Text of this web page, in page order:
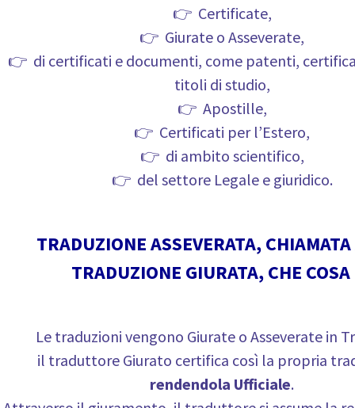
👉 Certificate,
👉 Giurate o Asseverate,
👉 di certificati e documenti, come patenti,
titoli di studio,
👉 Apostille,
👉 Certificati per l’Estero,
👉 di ambito scientifico,
👉 del settore Legale e giuridico.
TRADUZIONE ASSEVERATA,
TRADUZIONE GIURATA, CHE COSA
Le traduzioni vengono Giurate o Asseverate in
il traduttore Giurato certifica così la propria
rendendola Ufficiale.